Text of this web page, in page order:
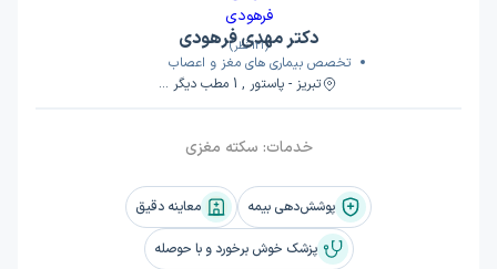
(121 نظر)
دکتر مهدی فرهودی
تخصص بیماری های مغز و اعصاب
تبریز - پاستور , 1 مطب دیگر ...
خدمات: سکته مغزی
پوشش‌دهی بیمه معاینه دقیق
پزشک خوش برخورد و با حوصله